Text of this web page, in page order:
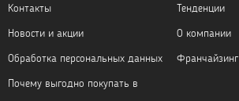
Контакты
Тенденции
Новости и акции
О компании
Обработка персональных данных
Франчайзинг
Почему выгодно покупать в